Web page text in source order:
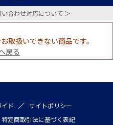
合わせ対応について ＞
取扱いできない商品です。
戻る
イド
サイトポリシー
特定商取引法に基づく表記